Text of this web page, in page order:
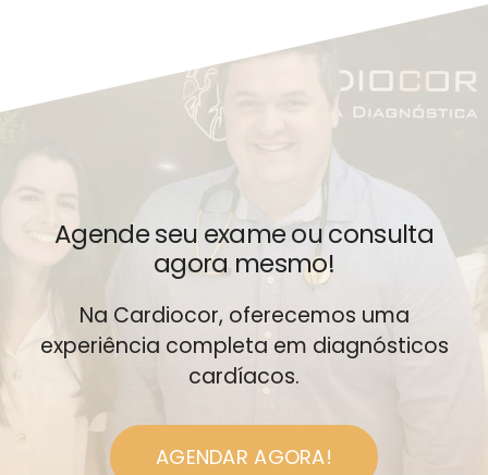
Agende seu exame ou consulta
agora mesmo!
Na Cardiocor, oferecemos uma
experiência completa em diagnósticos
cardíacos.
AGENDAR AGORA!